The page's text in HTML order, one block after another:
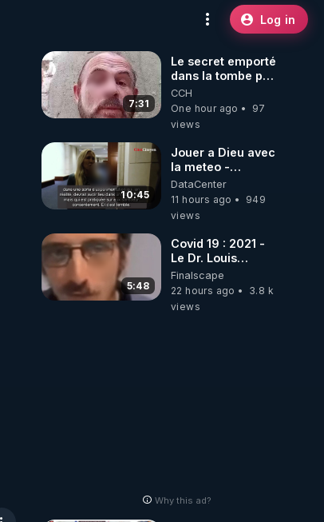
Log in
7:31
Le secret emporté
dans la tombe par
le Commandant
Cousteau le 25
juin 1997
CCH
One hour ago
97
views
10:45
Jouer a Dieu avec
la meteo -
Citoicitoyen
DataCenter
11 hours ago
949
views
5:48
Covid 19 : 2021 -
Le Dr. Louis
Fouché renverse
le plateau de
CNews !
Finalscape
22 hours ago
3.8 k
views
Why this ad?